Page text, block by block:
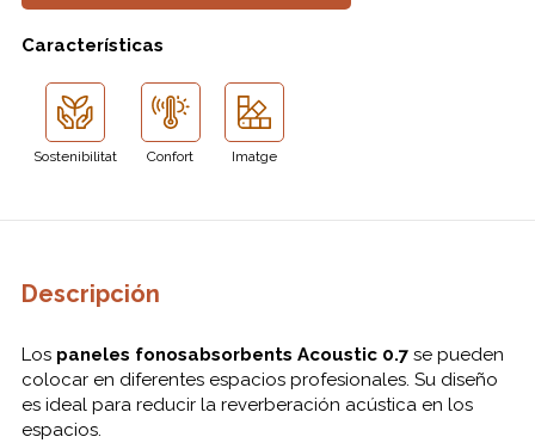
Características
Sostenibilitat Confort Imatge
Descripción
Los paneles fonosabsorbents Acoustic 0.7 se pueden
colocar en diferentes espacios profesionales. Su diseño
es ideal para reducir la reverberación acústica en los
espacios.